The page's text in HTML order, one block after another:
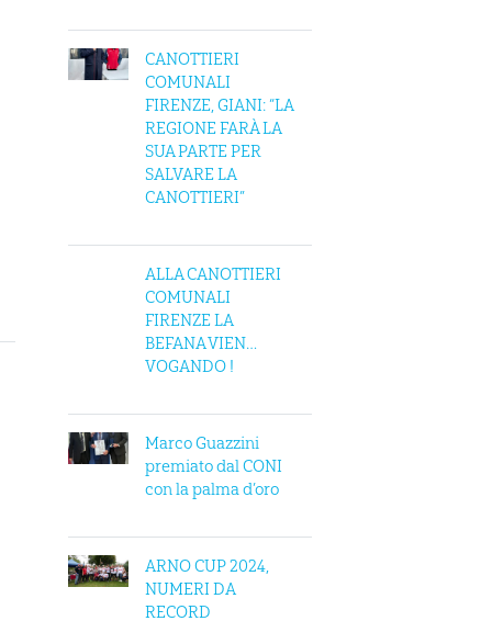
CANOTTIERI
COMUNALI
FIRENZE, GIANI: “LA
REGIONE FARÀ LA
SUA PARTE PER
SALVARE LA
CANOTTIERI”
ALLA CANOTTIERI
COMUNALI
FIRENZE LA
BEFANA VIEN…
VOGANDO !
Marco Guazzini
premiato dal CONI
con la palma d’oro
ARNO CUP 2024,
NUMERI DA
RECORD